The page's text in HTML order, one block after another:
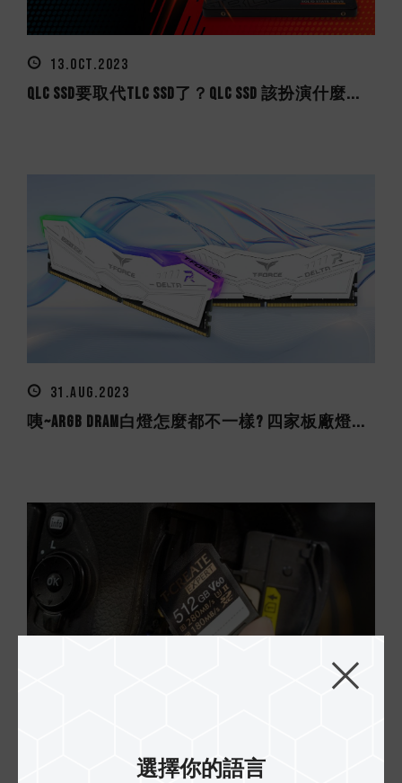
13.OCT.2023
QLC SSD要取代TLC SSD了？QLC SSD 該扮演什麼...
31.AUG.2023
咦~ARGB DRAM白燈怎麼都不一樣? 四家板廠燈...
高階記憶卡規格選購須知(CFexpress、SD V90、...
選擇你的語言